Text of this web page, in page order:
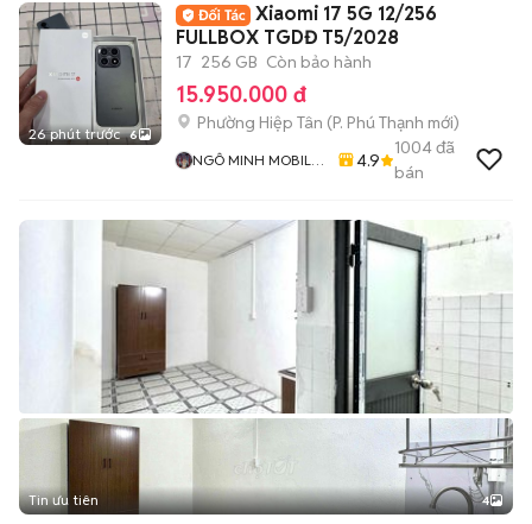
26 phút trước 6
Xiaomi 17 5G 12/256
FULLBOX TGDĐ T5/2028
17 256 GB Còn bảo hành
15.950.000 đ
Phường Hiệp Tân (P. Phú Thạnh mới)
NGÔ MINH MOBILE
4.9
1004đã
bán
Tin ưu tiên 4